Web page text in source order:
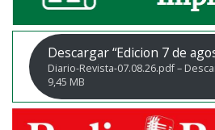
Descargar “Edicion 7 de
Diario-Revista-07.08.26.pdf –
9,45 MB